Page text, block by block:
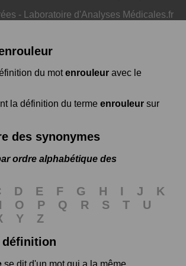
- Laboratoire d'Analyses Médicales.fr
du motenrouleur avec le
la définition du terme enrouleur sur
des synonymes
ordre alphabétique des
D E F G H I J
K
O P Q R S T
U
Y
Z
définition
se dit d'un mot qui a la même